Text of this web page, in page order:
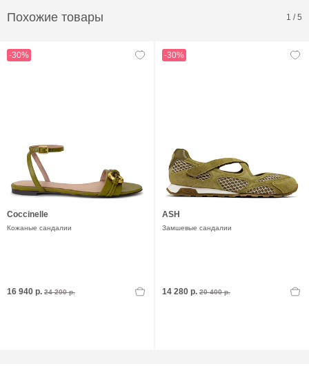
Похожие товары 1 /5
-30%
Coccinelle
Кожаные сандалии
16 940 р. 24 200 р.
-30%
ASH
Замшевые сандалии
14 280 р. 20 400 р.